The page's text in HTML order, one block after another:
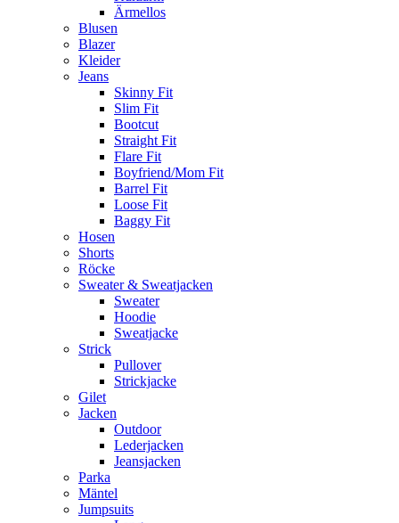
Ärmellos
Blusen
Blazer
Kleider
Jeans
Skinny Fit
Slim Fit
Bootcut
Straight Fit
Flare Fit
Boyfriend/Mom Fit
Barrel Fit
Loose Fit
Baggy Fit
Hosen
Shorts
Röcke
Sweater & Sweatjacken
Sweater
Hoodie
Sweatjacke
Strick
Pullover
Strickjacke
Gilet
Jacken
Outdoor
Lederjacken
Jeansjacken
Parka
Mäntel
Jumpsuits